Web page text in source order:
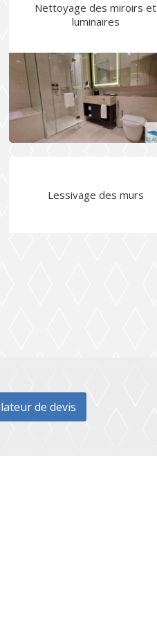
Nettoyage des miroirs et
luminaires
Lessivage des murs
de devis